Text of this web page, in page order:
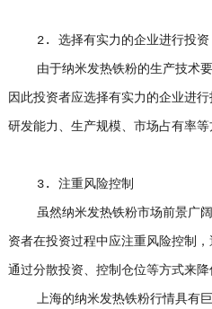
2. 选择有实力的企业进行投资
由于纳米发热铁粉的生产技术要
因此投资者应选择有实力的企业进
研发能力、生产规模、市场占有率等
3. 注重风险控制
虽然纳米发热铁粉市场前景广阔
资者在投资过程中应注重风险控制
通过分散投资、控制仓位等方式来降
上海的纳米发热铁粉行情具有巨